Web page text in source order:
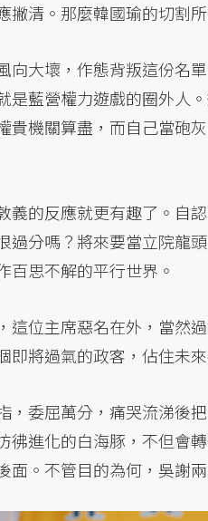
撇清。那麼韓國瑜的切割
向大壞，作態背叛這份名
是藍營權力遊戲的圈外人
貴機關算盡，而自己當砲
義的反應就更有趣了。自
過分嗎？將來要當立院龍
百思不解的平行世界。
這位主席惡名在外，當然
即將過氣的政客，佔住未
，委屈萬分，痛哭流涕後
彿進化的白海豚，不但會
面。不管目的為何，吳謝